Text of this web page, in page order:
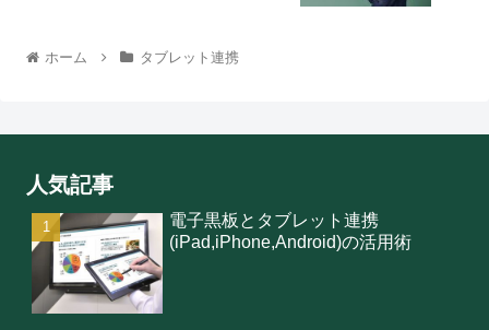
ホーム タブレット連携
人気記事
電子黒板とタブレット連携
(iPad,iPhone,Android)の活用術